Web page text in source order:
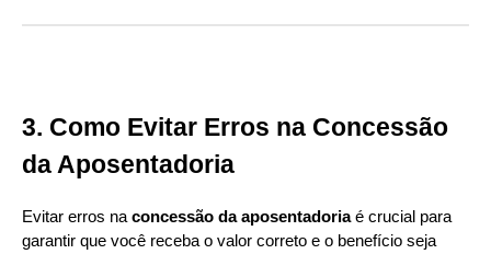
3. Como Evitar Erros na Concessão
da Aposentadoria
Evitar erros na concessão da aposentadoriaé crucial para
garantir que você receba o valor correto e o benefício seja